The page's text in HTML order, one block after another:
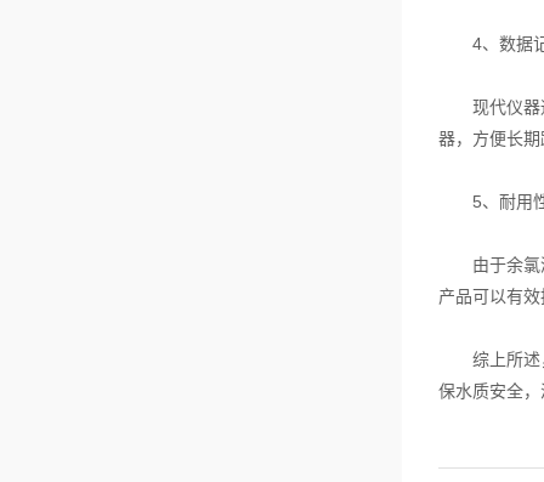
4、数据记
现代仪器通
器，方便长
5、耐用性
由于余氯测
产品可以有
综上所述，
保水质安全